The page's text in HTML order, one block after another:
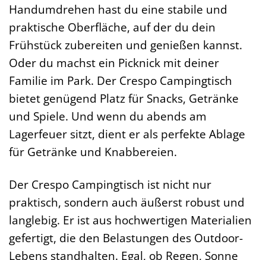
Handumdrehen hast du eine stabile und
praktische Oberfläche, auf der du dein
Frühstück zubereiten und genießen kannst.
Oder du machst ein Picknick mit deiner
Familie im Park. Der Crespo Campingtisch
bietet genügend Platz für Snacks, Getränke
und Spiele. Und wenn du abends am
Lagerfeuer sitzt, dient er als perfekte Ablage
für Getränke und Knabbereien.
Der Crespo Campingtisch ist nicht nur
praktisch, sondern auch äußerst robust und
langlebig. Er ist aus hochwertigen Materialien
gefertigt, die den Belastungen des Outdoor-
Lebens standhalten. Egal, ob Regen, Sonne